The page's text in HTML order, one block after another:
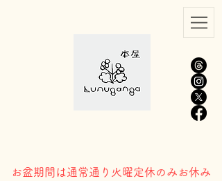
​お盆期間は通常通り火曜定休のみお休み